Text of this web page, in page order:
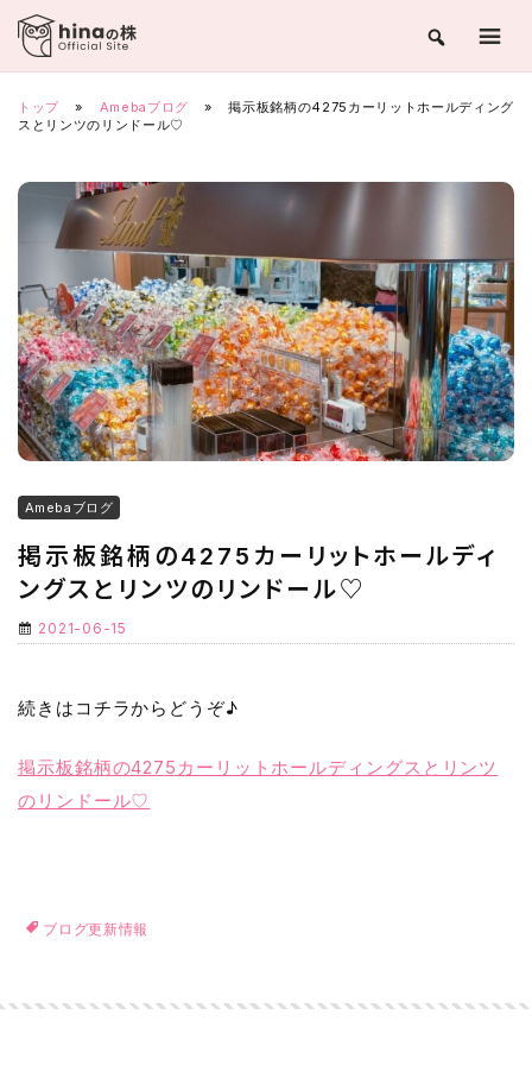
Skip
content
トップ » Amebaブログ »
掲示板銘柄の4275カーリットホールディング
スとリンツのリンドール♡
Amebaブログ
掲示板銘柄の4275カーリットホールディ
ングスとリンツのリンドール♡
2021-06-15
続きはコチラからどうぞ♪
掲示板銘柄の4275カーリットホールディングスとリンツ
のリンドール♡
ブログ更新情報